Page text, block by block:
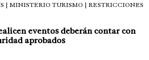
| MINISTERIO TURISMO | RESTRICCIONES
eventos deberán contar con
aprobados